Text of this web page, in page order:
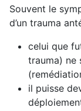
Souvent le
d’un trauma
celui que
trauma) ne
(
il puisse